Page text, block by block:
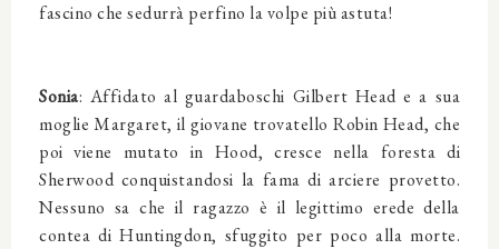
fascino che sedurrà perfino la volpe più astuta!
Sonia: Affidato al guardaboschi Gilbert Head e a sua
moglie Margaret, il giovane trovatello Robin Head, che
poi viene mutato in Hood, cresce nella foresta di
Sherwood conquistandosi la fama di arciere provetto.
Nessuno sa che il ragazzo è il legittimo erede della
contea di Huntingdon, sfuggito per poco alla morte.